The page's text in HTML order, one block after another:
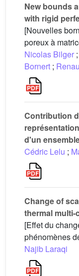
New bounds
with rigid
[Nouvelles
poreux à
Nicolas Bilger ;
Bornert ;
Contribution
d'un
Cédric Lelu ;
Change of
thermal
[Effet du
phénomènes
Najib Laraqi